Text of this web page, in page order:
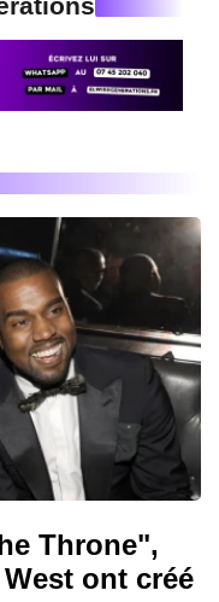
Throne",
ont créé